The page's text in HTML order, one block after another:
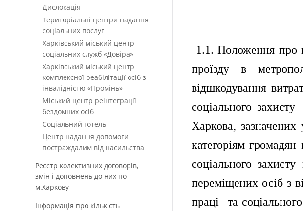
1.1. Положення про
проїзду в
відшкодування
соціального
Харкова, зазначених
категоріям
соціального
переміщених осіб з
праці та
Дислокація
Територіальні центри надання
соціальних послуг
Харківський міський центр
соціальних служб «Довіра»
Харківський міський центр
комплексної реабілітації осіб з
інвалідністю «Промінь»
Міський центр реінтеграції
бездомних осіб
Соціальний готель
Центр надання допомоги
постраждалим від насильства
Реєстр колективних договорів,
змін і доповнень до них по
м.Харкову
Інформація про кількість